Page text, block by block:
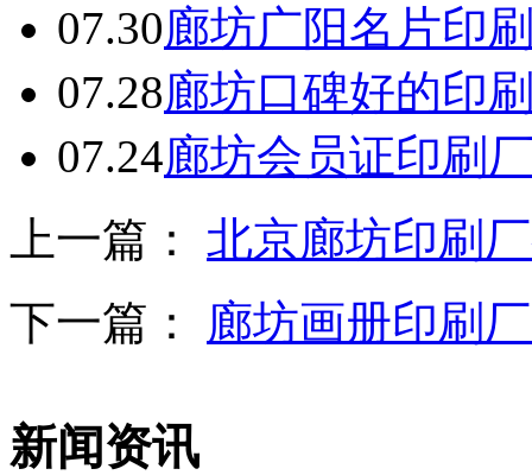
07.30廊坊广阳名片印
07.28廊坊口碑好的印
07.24廊坊会员证印刷
上一篇： 北京廊坊印刷
下一篇： 廊坊画册印刷
新闻资讯